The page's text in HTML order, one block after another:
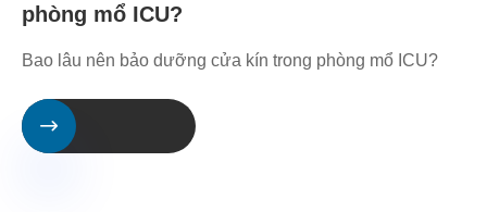
phòng mổ ICU?
Bao lâu nên bảo dưỡng cửa kín trong phòng mổ ICU?
